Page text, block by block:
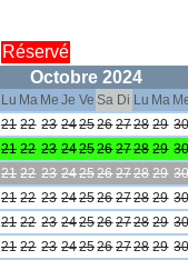
Réservé
Octobre 2024
Lu Ma Me Je Ve Sa Di Lu Ma
21 22 23 2425262728 29
21 22 23 2425262728 29
21 22 23 2425262728 29
21 22 23 2425262728 29
21 22 23 2425262728 29
21 22 23 2425262728 29